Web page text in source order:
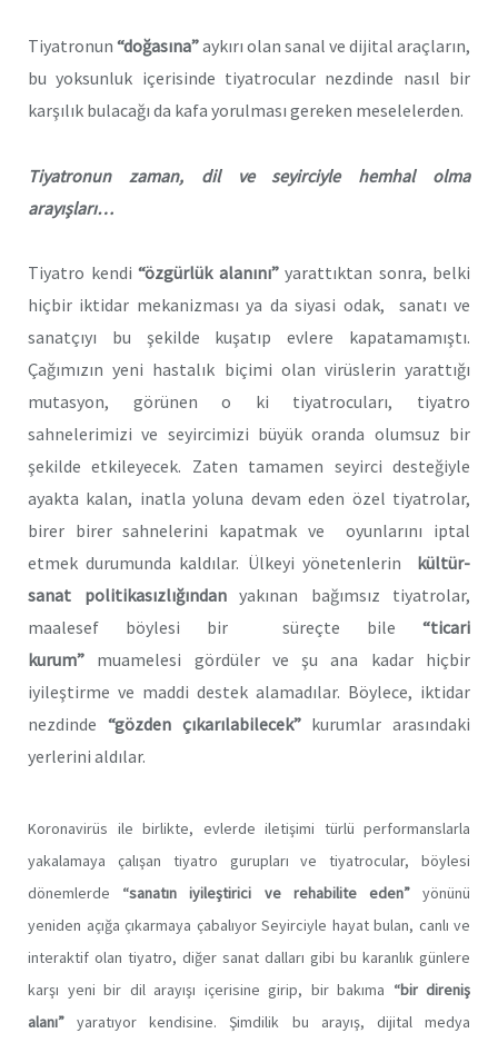
Tiyatronun “doğasına”aykırı olan sanal ve dijital araçların,
bu yoksunluk içerisinde tiyatrocular nezdinde nasıl bir
karşılık bulacağı da kafa yorulması gereken meselelerden.
Tiyatronun zaman, dil ve seyirciyle hemhal olma
arayışları…
Tiyatro kendi “özgürlük alanını”yarattıktan sonra, belki
hiçbir iktidar mekanizması ya da siyasi odak, sanatı ve
sanatçıyı bu şekilde kuşatıp evlere kapatamamıştı.
Çağımızın yeni hastalık biçimi olan virüslerin yarattığı
mutasyon, görünen o ki tiyatrocuları, tiyatro
sahnelerimizi ve seyircimizi büyük oranda olumsuz bir
şekilde etkileyecek. Zaten tamamen seyirci desteğiyle
ayakta kalan, inatla yoluna devam eden özel tiyatrolar,
birer birer sahnelerini kapatmak ve oyunlarını iptal
etmek durumunda kaldılar. Ülkeyi yönetenlerin kültür-
sanat politikasızlığındanyakınan bağımsız tiyatrolar,
maalesef böylesi bir süreçte bile “ticari
kurum” muamelesi gördüler ve şu ana kadar hiçbir
iyileştirme ve maddi destek alamadılar. Böylece, iktidar
nezdinde “gözden çıkarılabilecek”kurumlar arasındaki
yerlerini aldılar.
Koronavirüs ile birlikte, evlerde iletişimi türlü performanslarla
yakalamaya çalışan tiyatro gurupları ve tiyatrocular, böylesi
dönemlerde “sanatın iyileştirici ve rehabilite eden”yönünü
yeniden açığa çıkarmaya çabalıyor Seyirciyle hayat bulan, canlı ve
interaktif olan tiyatro, diğer sanat dalları gibi bu karanlık günlere
karşı yeni bir dil arayışı içerisine girip, bir bakıma “bir direniş
alanı” yaratıyor kendisine. Şimdilik bu arayış, dijital medya